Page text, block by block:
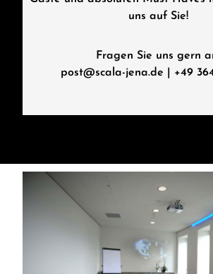
uns auf Sie!
Fragen Sie uns gern
post@scala-jena.de
+49